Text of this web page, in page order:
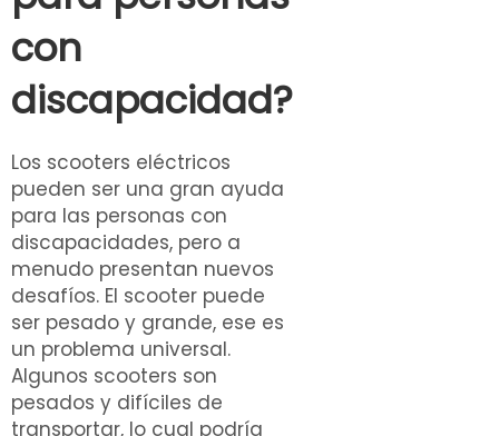
con
discapacidad?
Los scooters eléctricos
pueden ser una gran ayuda
para las personas con
discapacidades, pero a
menudo presentan nuevos
desafíos. El scooter puede
ser pesado y grande, ese es
un problema universal.
Algunos scooters son
pesados y difíciles de
transportar, lo cual podría